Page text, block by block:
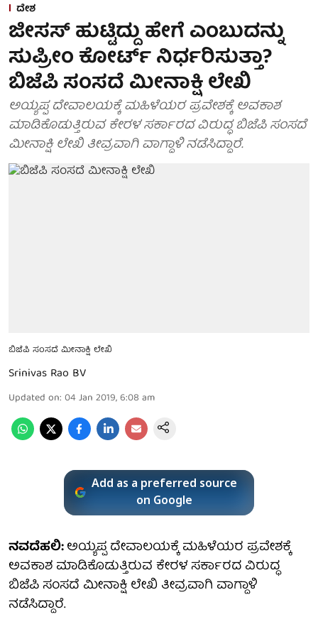
ದೇಶ
ಜೀಸಸ್ ಹುಟ್ಟಿದ್ದು ಹೇಗೆ ಎಂಬುದನ್ನು
ಸುಪ್ರೀಂ ಕೋರ್ಟ್ ನಿರ್ಧರಿಸುತ್ತಾ?
ಬಿಜೆಪಿ ಸಂಸದೆ ಮೀನಾಕ್ಷಿ ಲೇಖಿ
ಅಯ್ಯಪ್ಪ ದೇವಾಲಯಕ್ಕೆ ಮಹಿಳೆಯರ ಪ್ರವೇಶಕ್ಕೆ ಅವಕಾಶ
ಮಾಡಿಕೊಡುತ್ತಿರುವ ಕೇರಳ ಸರ್ಕಾರದ ವಿರುದ್ಧ ಬಿಜೆಪಿ ಸಂಸದೆ
ಮೀನಾಕ್ಷಿ ಲೇಖಿ ತೀವ್ರವಾಗಿ ವಾಗ್ದಾಳಿ ನಡೆಸಿದ್ದಾರೆ.
ಬಿಜೆಪಿ ಸಂಸದೆ ಮೀನಾಕ್ಷಿ ಲೇಖಿ
Srinivas Rao BV
Updated on: 04 Jan 2019, 6:08 am
Add as a preferred source
on Google
ನವದೆಹಲಿ:ಅಯ್ಯಪ್ಪ ದೇವಾಲಯಕ್ಕೆ ಮಹಿಳೆಯರ ಪ್ರವೇಶಕ್ಕೆ
ಅವಕಾಶ ಮಾಡಿಕೊಡುತ್ತಿರುವ ಕೇರಳ ಸರ್ಕಾರದ ವಿರುದ್ಧ
ಬಿಜೆಪಿ ಸಂಸದೆ ಮೀನಾಕ್ಷಿ ಲೇಖಿ ತೀವ್ರವಾಗಿ ವಾಗ್ದಾಳಿ
ನಡೆಸಿದ್ದಾರೆ.